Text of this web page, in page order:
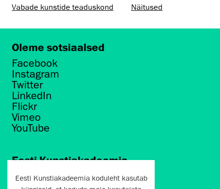
Vabade kunstide teaduskond
Näitused
Oleme sotsiaalsed
Facebook
Instagram
Twitter
LinkedIn
Flickr
Vimeo
YouTube
Eesti Kunstiakadeemia
Põhja puiestee 7
Eesti Kunstiakadeemia koduleht kasutab